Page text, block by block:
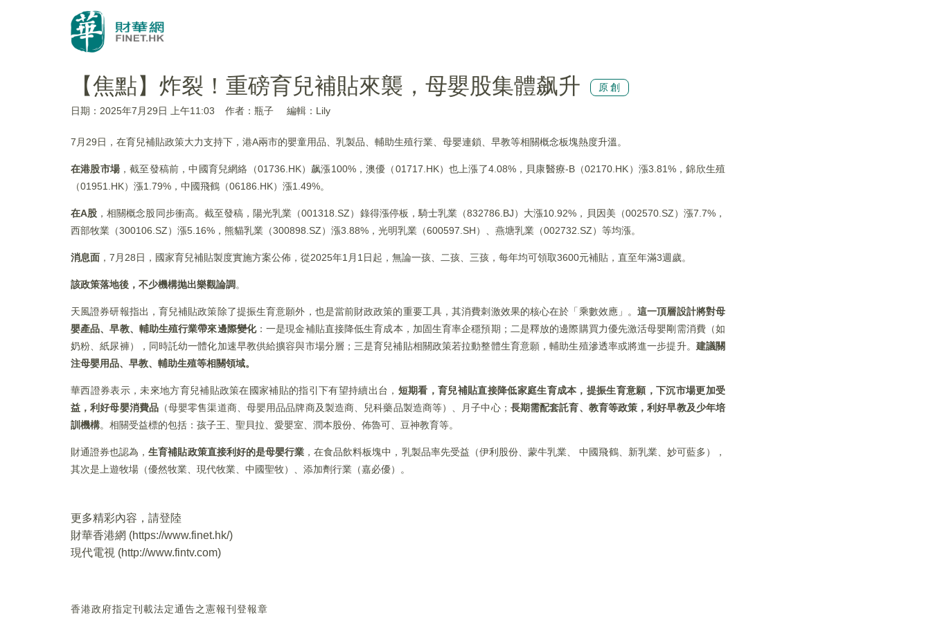
【焦點】炸裂！重磅育兒補貼來襲，母嬰股集體飙升 原創
日期：2025年7月29日 上午11:03 作者：瓶子 編輯：Lily
7月29日，在育兒補貼政策大力支持下，港A兩市的嬰童用品、乳製品、輔助生殖行業、母嬰連鎖、早教等相關概念板塊熱度升溫。
在港股市場 ，截至發稿前，中國育兒網絡（01736.HK）飙漲100%，澳優（01717.HK）也上漲了4.08%，貝康醫療-B（02170.HK）漲3.81%，錦欣生殖
（01951.HK）漲1.79%，中國飛鶴（06186.HK）漲1.49%。
在A股 ，相關概念股同步衝高。截至發稿，陽光乳業（001318.SZ）錄得漲停板，騎士乳業（832786.BJ）大漲10.92%，貝因美（002570.SZ）漲7.7%，
西部牧業（300106.SZ）漲5.16%，熊貓乳業（300898.SZ）漲3.88%，光明乳業（600597.SH）、燕塘乳業（002732.SZ）等均漲。
消息面 ，7月28日，國家育兒補貼製度實施方案公佈，從2025年1月1日起，無論一孩、二孩、三孩，每年均可領取3600元補貼，直至年滿3週歲。
該政策落地後，不少機構抛出樂觀論調。
天風證券研報指出，育兒補貼政策除了提振生育意願外，也是當前財政政策的重要工具，其消費刺激效果的核心在於「乘數效應」。這一頂層設計將對母
嬰產品、早教、輔助生殖行業帶來邊際變化：一是現金補貼直接降低生育成本，加固生育率企穩預期；二是釋放的邊際購買力優先激活母嬰剛需消費（如
奶粉、紙尿褲），同時託幼一體化加速早教供給擴容與市場分層；三是育兒補貼相關政策若拉動整體生育意願，輔助生殖滲透率或將進一步提升。 建議關
注母嬰用品、早教、輔助生殖等相關領域。
華西證券表示，未來地方育兒補貼政策在國家補貼的指引下有望持續出台， 短期看，育兒補貼直接降低家庭生育成本，提振生育意願，下沉市場更加受
益，利好母嬰消費品（母嬰零售渠道商、母嬰用品品牌商及製造商、兒科藥品製造商等）、月子中心； 長期需配套託育、教育等政策，利好早教及少年培
訓機構。相關受益標的包括：孩子王、聖貝拉、愛嬰室、潤本股份、佈魯可、豆神教育等。
財通證券也認為，生育補貼政策直接利好的是母嬰行業 ，在食品飲料板塊中，乳製品率先受益（伊利股份、蒙牛乳業、 中國飛鶴、新乳業、妙可藍多），
其次是上遊牧場（優然牧業、現代牧業、中國聖牧）、添加劑行業（嘉必優）。
更多精彩內容，請登陸
財華香港網 (https://www.finet.hk/)
現代電視 (http://www.fintv.com)
香港政府指定刊載法定通告之憲報刊登報章